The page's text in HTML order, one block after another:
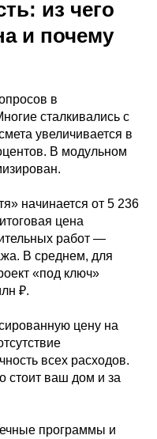
из чего
и почему
в
сталкивались с
увеличивается в
В модульном
начинается от 5 236
цена
работ —
В среднем, для
«под ключ»
₽.
цену на
всех расходов.
стоит ваш дом и за
программы и